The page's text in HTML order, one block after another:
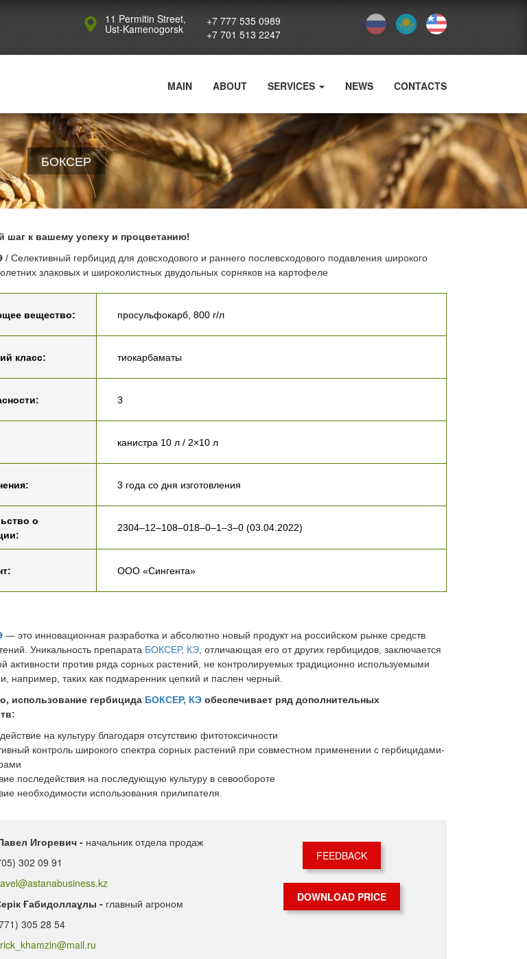
11 Permitin Street,
Ust-Kamenogorsk
+7 777 535 0989
+7 701 513 2247
MAIN ABOUT SERVICES NEWS CONTACTS
БОКСЕР
к вашему успеху и процветанию!
/ Селективный гербицид для довсходового и раннего послевсходового подавления широкого
злаковых и широколистных двудольных сорняков на картофеле
вещество: просульфокарб, 800 г/л
класс: тиокарбаматы
3
канистра 10 л / 2×10 л
3 года со дня изготовления
о
2304–12–108–018–0–1–3–0 (03.04.2022)
ООО «Сингента»
— это инновационная разработка и абсолютно новый продукт на российском рынке средств
Уникальность препарата БОКСЕР, КЭ , отличающая его от других гербицидов, заключается
активности против ряда сорных растений, не контролируемых традиционно используемыми
например, таких как подмаренник цепкий и паслен черный.
использование гербицида БОКСЕР, КЭ обеспечивает ряд дополнительных
на культуру благодаря отсутствию фитотоксичности
контроль широкого спектра сорных растений при совместном применении с гербицидами-
последействия на последующую культуру в севообороте
необходимости использования прилипателя.
Игоревич - начальник отдела продаж
302 09 91
Ғабидоллаұлы - главный агроном
305 28 54
FEEDBACK
DOWNLOAD PRICE